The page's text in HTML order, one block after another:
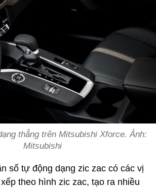
thẳng trên Mitsubishi Xforce. Ảnh:
Mitsubishi
số tự động dạng zic zac có các vị
theo hình zic zac, tạo ra nhiều